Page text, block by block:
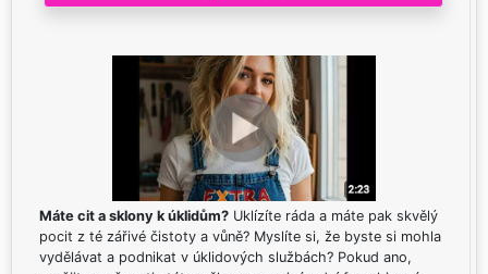
Máte cit a sklony k úklidům? Uklízíte ráda a máte pak skvělý
pocit z té zářivé čistoty a vůně? Myslíte si, že byste si mohla
vydělávat a podnikat v úklidových službách? Pokud ano,